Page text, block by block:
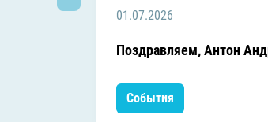
01.07.2026
Поздравляем, Антон
События